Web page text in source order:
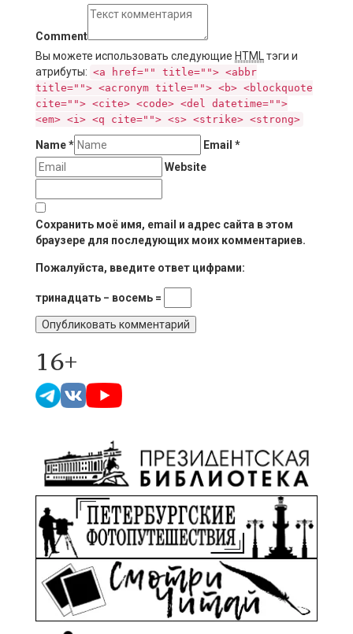
Comment
Вы можете использовать следующие HTML
тэги и
атрибуты: <a href="" title=""> <abbr
title=""> <acronym title=""> <b> <blockquote
cite=""> <cite> <code> <del datetime="">
<em> <i> <q cite=""> <s> <strike> <strong>
Name* Email *
Website
Сохранить моё имя, email и адрес сайта в этом
браузере для последующих моих комментариев.
Пожалуйста, введите ответ цифрами:
тринадцать − восемь =
16+